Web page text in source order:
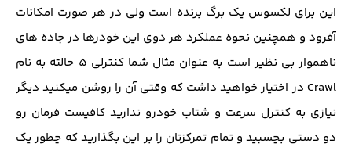
این برای لکسوس یک برگ برنده است ولی در هر صورت امکانات
آفرود و همچنین نحوه عملکرد هر دوی این خودرها در جاده های
ناهموار بی نظیر است به عنوان مثال شما کنترلی 5 حالته به نام
Crawl در اختیار خواهید داشت که وقتی آن را روشن میکنید دیگر
نیازی به کنترل سرعت و شتاب خودرو ندارید کافیست فرمان رو
دو دستی بچسبید و تمام تمرکزتان را بر این بگذارید که چطور یک